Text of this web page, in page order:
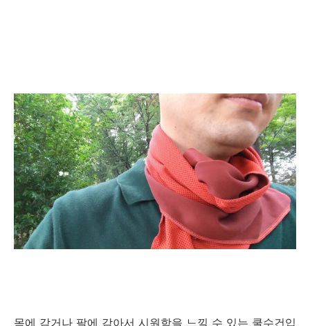
목에 감거나 팔에 감아서 시원함을 느낄 수 있는 쿨수건입